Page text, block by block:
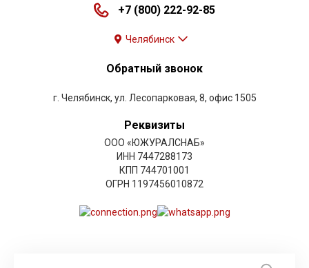
+7 (800) 222-92-85
Челябинск
Обратный звонок
г. Челябинск, ул. Лесопарковая, 8, офис 1505
Реквизиты
ООО «ЮЖУРАЛСНАБ»
ИНН 7447288173
КПП 744701001
ОГРН 1197456010872